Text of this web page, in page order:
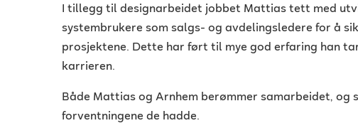
I tillegg til designarbeidet jobbet Mattias tett med
systembrukere som salgs- og avdelingsledere for å
prosjektene. Dette har ført til mye god erfaring han
karrieren.
Både Mattias og Arnhem berømmer samarbeidet, og
forventningene de hadde.